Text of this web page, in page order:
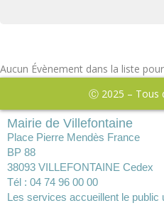
Aucun Évènement dans la liste
Ⓒ 2025 – Tous
Mairie de Villefontaine
Place Pierre Mendès France
BP 88
38093 VILLEFONTAINE Cedex
Tél : 04 74 96 00 00
Les services accueillent le